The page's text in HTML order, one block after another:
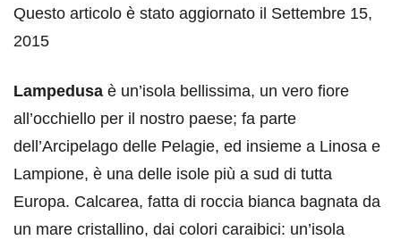
Questo articolo è stato aggiornato il Settembre 15,
2015
Lampedusa è un’isola bellissima, un vero fiore
all’occhiello per il nostro paese; fa parte
dell’Arcipelago delle Pelagie, ed insieme a Linosa e
Lampione, è una delle isole più a sud di tutta
Europa. Calcarea, fatta di roccia bianca bagnata da
un mare cristallino, dai colori caraibici: un’isola